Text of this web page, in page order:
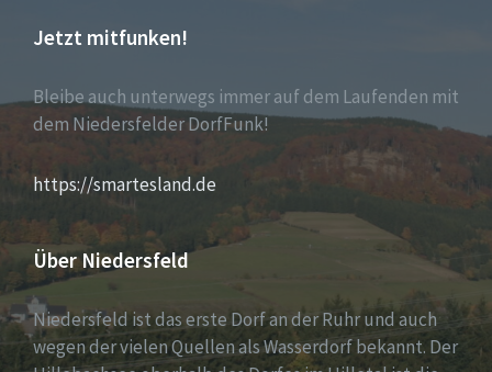
Jetzt mitfunken!
Bleibe auch unterwegs immer auf dem Laufenden mit
dem Niedersfelder DorfFunk!
https://smartesland.de
Über Niedersfeld
Niedersfeld ist das erste Dorf an der Ruhr und auch
wegen der vielen Quellen als Wasserdorf bekannt. Der